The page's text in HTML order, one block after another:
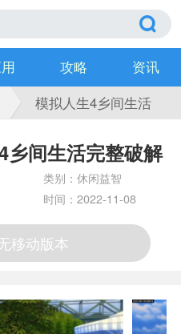
攻略
资讯
模拟人生4乡间生活
乡间生活完整破解
类别：休闲益智
时间：2022-11-08
移动版本